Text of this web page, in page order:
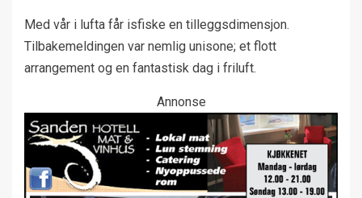
Med vår i lufta får isfiske en tilleggsdimensjon.
Tilbakemeldingen var nemlig unisone; et flott
arrangement og en fantastisk dag i friluft.
Annonse